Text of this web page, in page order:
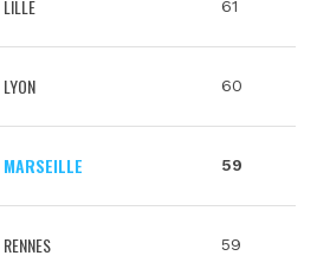
LILLE 61
LYON 60
MARSEILLE 59
RENNES 59